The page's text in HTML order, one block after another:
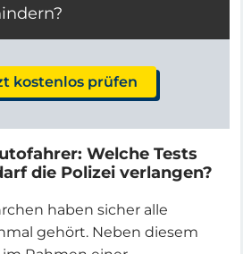
kostenlos prüfen
Welche Tests
die Polizei verlangen?
haben sicher alle
gehört. Neben diesem